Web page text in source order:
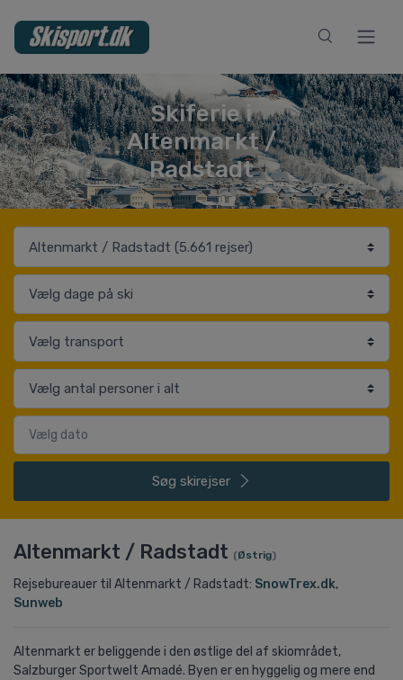
Skiferie i
Altenmarkt /
Radstadt
Søg skirejser
Altenmarkt / Radstadt (Østrig)
Rejsebureauer til Altenmarkt / Radstadt: SnowTrex.dk,
Sunweb
Altenmarkt er beliggende i den østlige del af skiområdet,
Salzburger Sportwelt Amadé. Byen er en hyggelig og mere end